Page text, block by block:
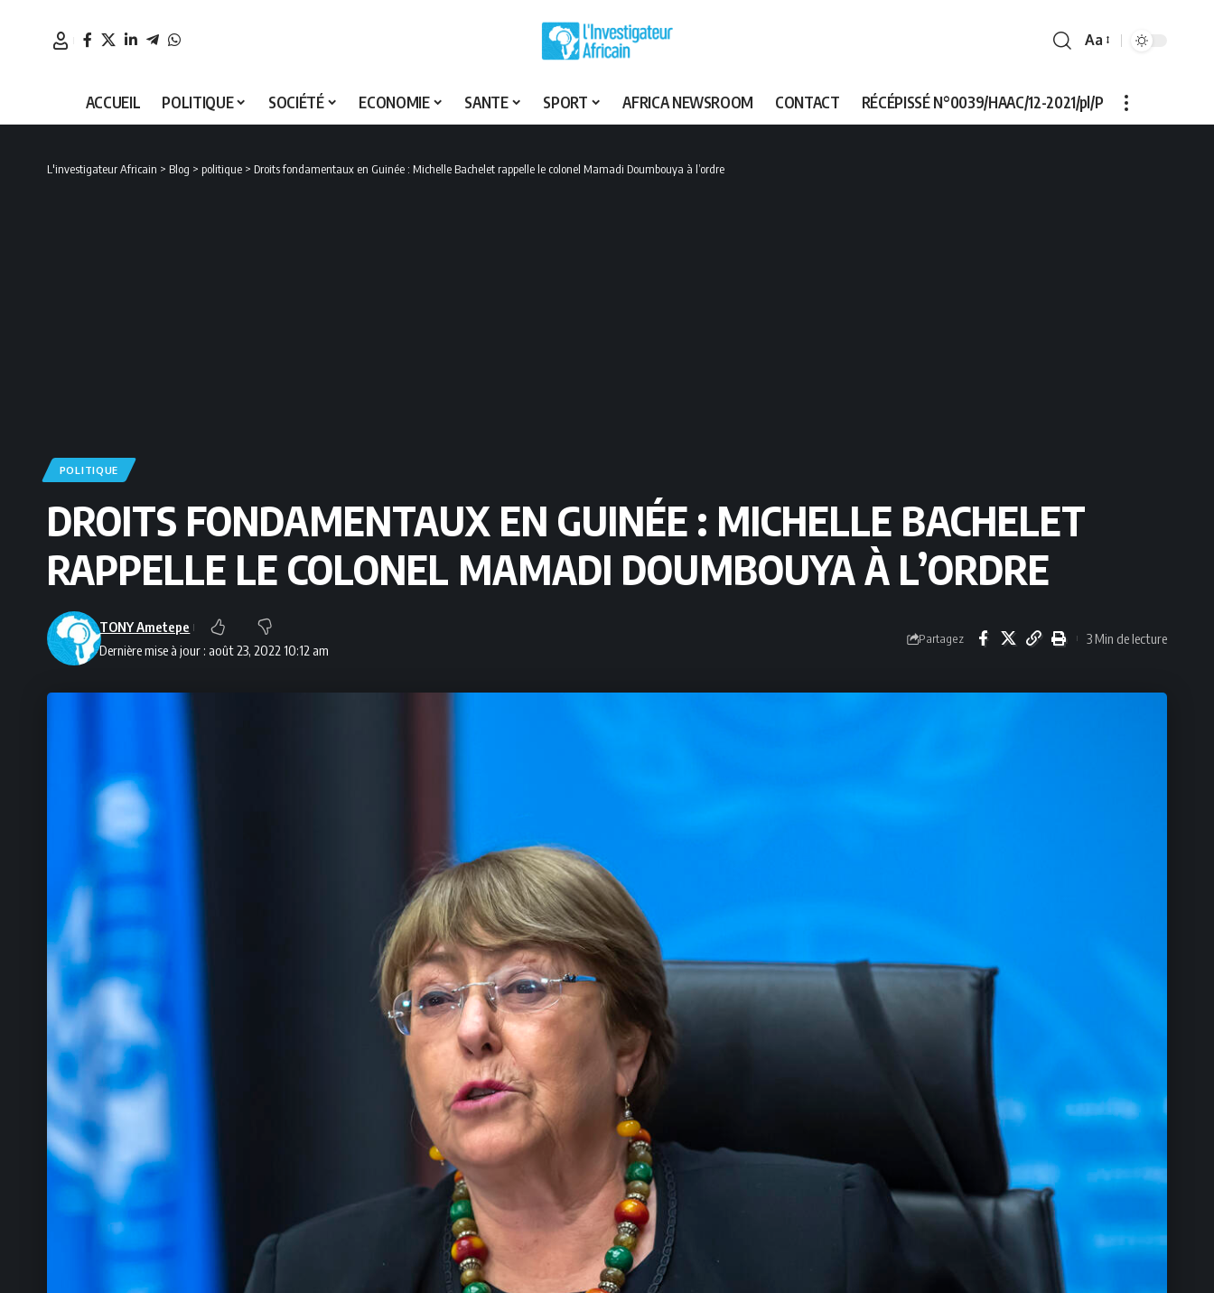
Font
Aa
ACCUEIL POLITIQUE SOCIÉTÉ ECONOMIE SANTE SPORT AFRICA NEWSROOM CONTACT RÉCÉPISSÉ N°0039/HAAC/12-2021/pl/P
L'investigateur Africain > Blog > politique > Droits fondamentaux en Guinée : Michelle Bachelet rappelle le colonel Mamadi Doumbouya à l’ordre
POLITIQUE
DROITS FONDAMENTAUX EN GUINÉE : MICHELLE BACHELET
RAPPELLE LE COLONEL MAMADI DOUMBOUYA À L’ORDRE
Dernière mise à jour : août 23, 2022 10:12 am
TONY Ametepe
Partagez 3 Min de lecture